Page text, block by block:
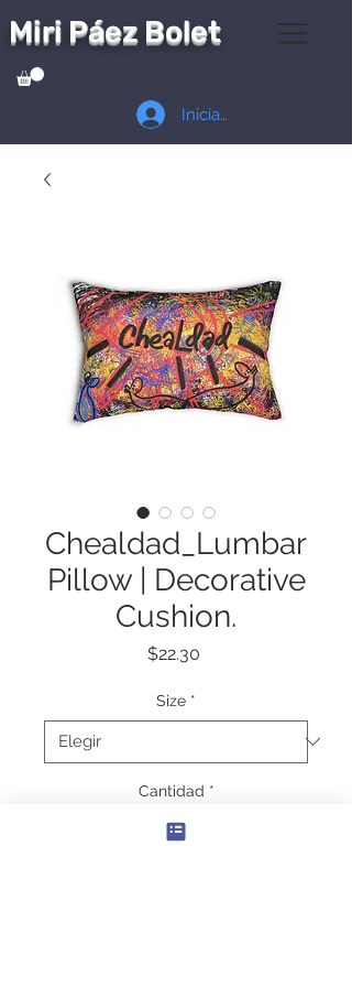
Miri Páez Bolet
Iniciar sesión
Chealdad_Lumbar
Pillow | Decorative
Cushion.
$22.30Precio
Size *
Cantidad *